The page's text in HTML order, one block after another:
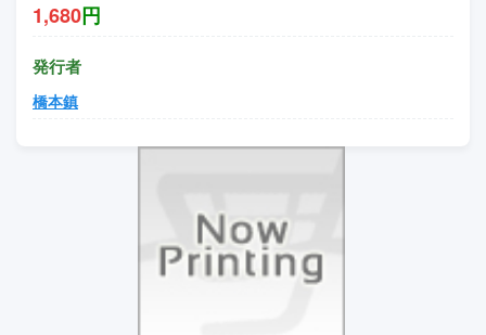
1,680円
発行者
橋本鎮